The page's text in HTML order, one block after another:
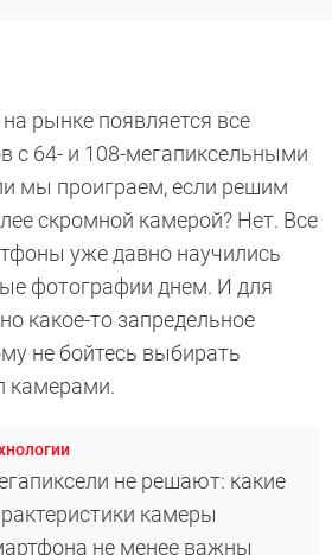
рынке появляется все
с 64- и 108-мегапиксельными
мы проиграем, если решим
скромной камерой? Нет. Все
уже давно научились
фотографии днем. И для
какое-то запредельное
не бойтесь выбирать
камерами.
не решают: какие
камеры
не менее важны